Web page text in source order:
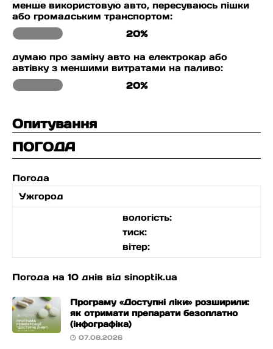
менше використовую авто, пересуваюсь пішки
або громадським транспортом:
20%
думаю про заміну авто на електрокар або
автівку з меншими витратами на паливо:
20%
Опитування
ПОГОДА
Погода
Ужгород
вологість:
тиск:
вітер:
Погода на 10 днів від sinoptik.ua
Програму «Доступні ліки» розширили:
як отримати препарати безоплатно
(інфографіка)
07.08.2026